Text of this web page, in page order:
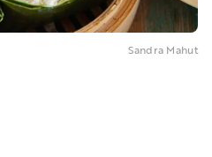
Sandra Mahut